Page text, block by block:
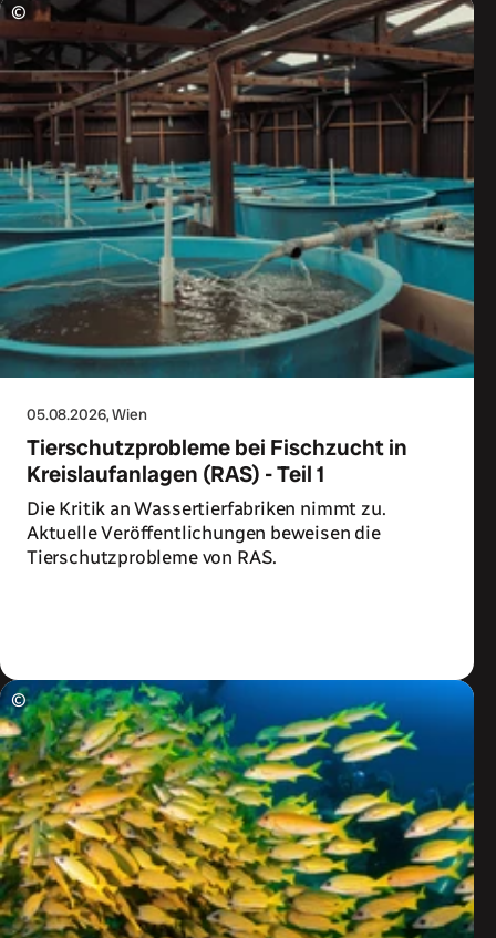
©
05.08.2026, Wien
Tierschutzprobleme bei Fischzucht in
Kreislaufanlagen (RAS) - Teil 1
Die Kritik an Wassertierfabriken nimmt zu.
Aktuelle Veröffentlichungen beweisen die
Tierschutzprobleme von RAS.
©